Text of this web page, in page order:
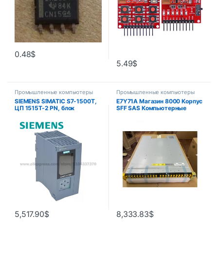
0.48$
5.49$
Промышленные компьютеры
SIEMENS SIMATIC S7-1500T,
ЦП 1515T-2 PN, блок
PROFINET IRT с 2-портовым
переключателем 6ES7515-
2TN03-0AB0
5,517.90$
Промышленные компьютеры
E7Y71A Магазин 8000 Корпус
SFF SAS Компьютерные
8,333.83$